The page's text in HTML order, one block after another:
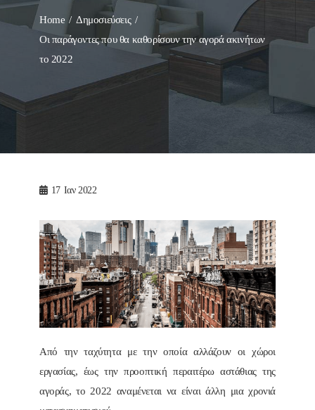
Home
Δημοσιεύσεις
Οι παράγοντες που θα καθορίσουν την αγορά ακινήτων
το 2022
17 Ιαν 2022
Από την ταχύτητα με την οποία αλλάζουν οι χώροι
εργασίας, έως την προοπτική περαιτέρω αστάθιας της
αγοράς, το 2022 αναμένεται να είναι άλλη μια χρονιά